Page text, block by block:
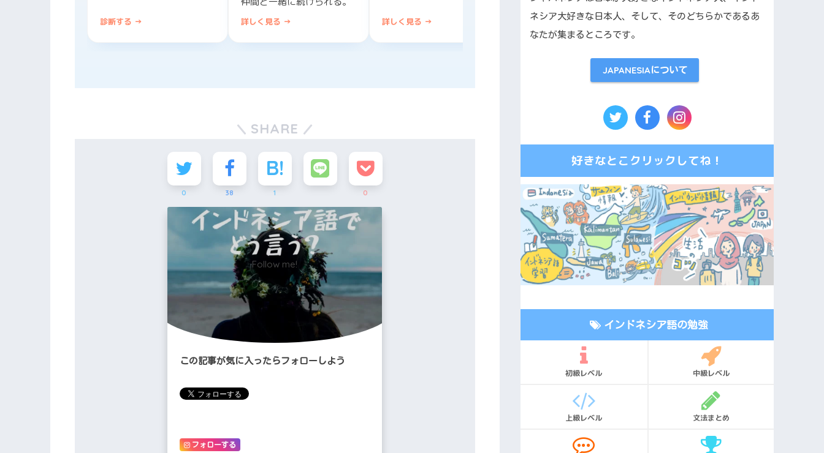
診断する → 詳しく見る → 詳しく見る → 詳しく見る → 無料で登録 →
SHARE
0 38 1 0
Follow me!
この記事が気に入ったらフォローしよう
フォローする
ネシア大好きな日本人、そして、そのどちらかであるあ
なたが集まるところです。
JAPANESIAについて
好きなとこクリックしてね！
インドネシア語の勉強
初級レベル 中級レベル
上級レベル 文法まとめ